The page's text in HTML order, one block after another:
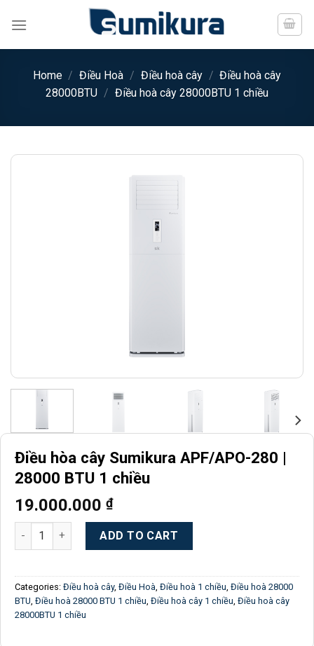
đến
Home / Điều Hoà / Điều hoà cây / Điều hoà cây
28000BTU / Điều hoà cây 28000BTU 1 chiều
Điều hòa cây Sumikura APF/APO-280 |
28000 BTU 1 chiều
19.000.000 ₫
Điều hòa cây Sumikura APF/APO-280 | 28000 BTU 1 chiều
ADD TO CART
Categories: Điều hoà cây, Điều Hoà Điều hoà 1 chiều Điều hoà 28000
BTU Điều hoà 28000 BTU 1 chiều Điều hoà cây 1 chiều Điều hoà cây
28000BTU 1 chiều